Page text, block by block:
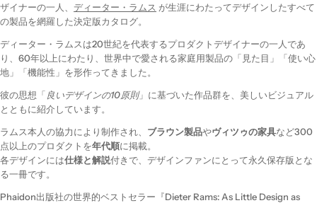
ザイナーの一人、 ディーター・ラムス が生涯にわたってデザインしたすべて
の製品を網羅した決定版カタログ。
ディーター・ラムスは20世紀を代表するプロダクトデザイナーの一人であ
り、60年以上にわたり、世界中で愛される家庭用製品の「見た目」「使い心
地」「機能性」を形作ってきました。
彼の思想「良いデザインの10原則」に基づいた作品群を、美しいビジュアル
とともに紹介しています。
ラムス本人の協力により制作され、 ブラウン製品やヴィツゥの家具など300
点以上のプロダクトを年代順に掲載。
各デザインには仕様と解説付きで、デザインファンにとって永久保存版とな
る一冊です。
Phaidon出版社の世界的ベストセラー『Dieter Rams: As Little Design as